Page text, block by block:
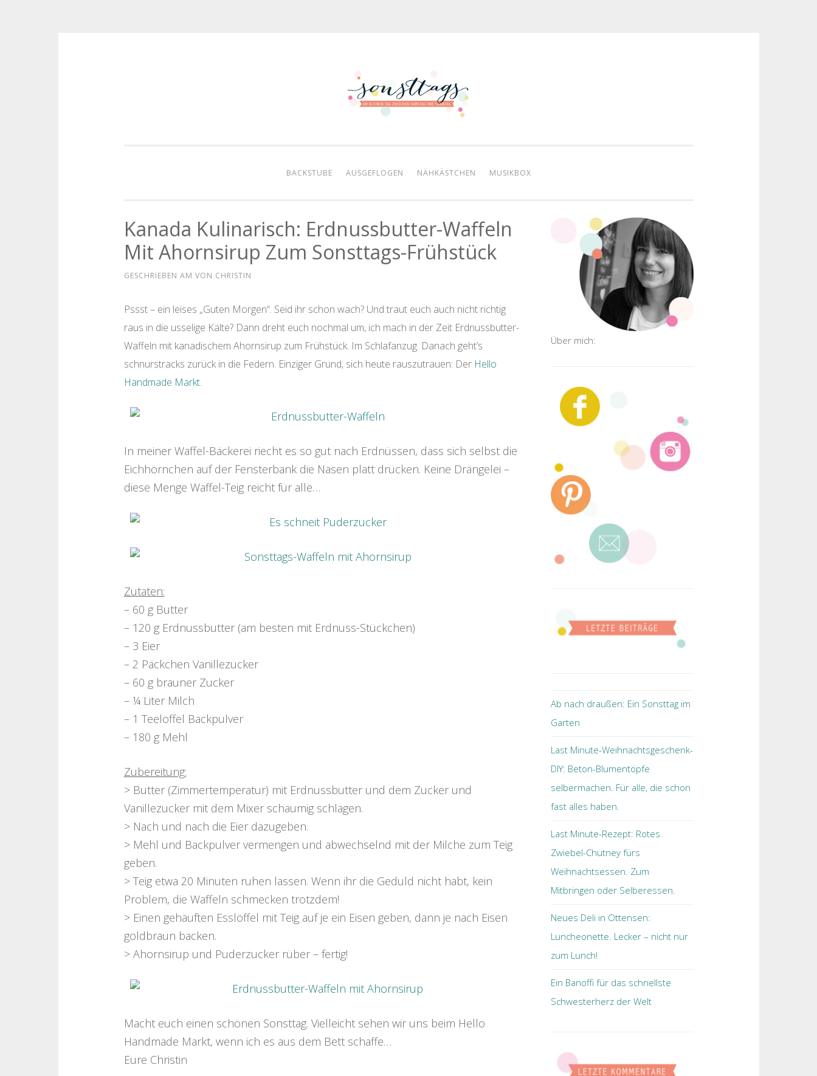
BACKSTUBE AUSGEFLOGEN NÄHKÄSTCHEN MUSIKBOX
Kanada Kulinarisch: Erdnussbutter-Waffeln
Mit Ahornsirup Zum Sonsttags-Frühstück
GESCHRIEBEN AM VON CHRISTIN
Pssst – ein leises „Guten Morgen“. Seid ihr schon wach? Und traut euch auch nicht richtig
raus in die usselige Kälte? Dann dreht euch nochmal um, ich mach in der Zeit Erdnussbutter-
Waffeln mit kanadischem Ahornsirup zum Frühstück. Im Schlafanzug. Danach geht’s
schnurstracks zurück in die Federn. Einziger Grund, sich heute rauszutrauen: Der Hello
Handmade Markt.
In meiner Waffel-Bäckerei riecht es so gut nach Erdnüssen, dass sich selbst die
Eichhörnchen auf der Fensterbank die Nasen platt drücken. Keine Drängelei –
diese Menge Waffel-Teig reicht für alle…
Zutaten:
– 60 g Butter
– 120 g Erdnussbutter (am besten mit Erdnuss-Stückchen)
– 3 Eier
– 2 Päckchen Vanillezucker
– 60 g brauner Zucker
– ¼ Liter Milch
– 1 Teelöffel Backpulver
– 180 g Mehl
Zubereitung:
> Butter (Zimmertemperatur) mit Erdnussbutter und dem Zucker und
Vanillezucker mit dem Mixer schaumig schlagen.
> Nach und nach die Eier dazugeben.
> Mehl und Backpulver vermengen und abwechselnd mit der Milche zum Teig
geben.
> Teig etwa 20 Minuten ruhen lassen. Wenn ihr die Geduld nicht habt, kein
Problem, die Waffeln schmecken trotzdem!
> Einen gehäuften Esslöffel mit Teig auf je ein Eisen geben, dann je nach Eisen
goldbraun backen.
> Ahornsirup und Puderzucker rüber – fertig!
Macht euch einen schönen Sonsttag. Vielleicht sehen wir uns beim Hello
Handmade Markt, wenn ich es aus dem Bett schaffe…
Eure Christin
Über mich:
Ab nach draußen: Ein Sonsttag im
Garten
Last Minute-Weihnachtsgeschenk-
DIY: Beton-Blumentöpfe
selbermachen. Für alle, die schon
fast alles haben.
Last Minute-Rezept: Rotes
Zwiebel-Chutney fürs
Weihnachtsessen. Zum
Mitbringen oder Selberessen.
Neues Deli in Ottensen:
Luncheonette. Lecker – nicht nur
zum Lunch!
Ein Banoffi für das schnellste
Schwesterherz der Welt